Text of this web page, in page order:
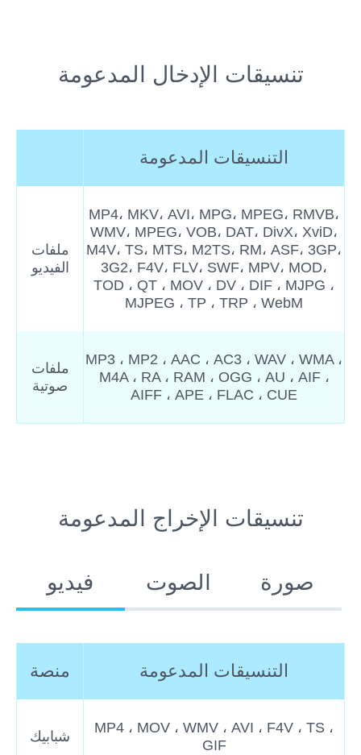
تنسيقات الإدخال المدعومة
التنسيقات المدعومة
ملفات
الفيديو
MP4، MKV، AVI، MPG، MPEG، RMVB،
WMV، MPEG، VOB، DAT، DivX، XviD،
M4V، TS، MTS، M2TS، RM، ASF، 3GP،
3G2، F4V، FLV، SWF، MPV، MOD،
TOD ، QT ، MOV ، DV ، DIF ، MJPG ،
MJPEG ، TP ، TRP ، WebM
ملفات
صوتية
MP3 ، MP2 ، AAC ، AC3 ، WAV ، WMA ،
M4A ، RA ، RAM ، OGG ، AU ، AIF ،
AIFF ، APE ، FLAC ، CUE
تنسيقات الإخراج المدعومة
فيديو الصوت صورة
منصة التنسيقات المدعومة
شبابيك
MP4 ، MOV ، WMV ، AVI ، F4V ، TS ،
GIF